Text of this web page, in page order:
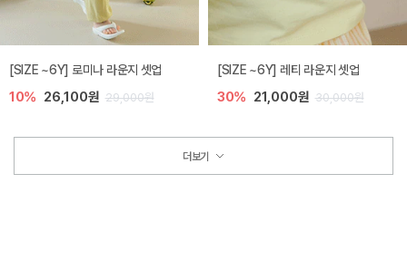
[SIZE ~6Y] 로미나 라운지 셋업
10% 26,100원 29,000원
[SIZE ~6Y] 레티 라운지 셋업
30% 21,000원 30,000원
더보기